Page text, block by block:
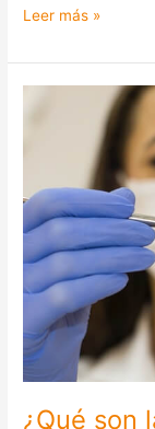
Leer más »
¿Qué son
enfermedades
periodontales?